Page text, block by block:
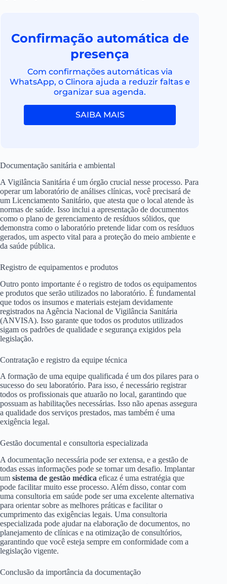
Confirmação automática de
presença
Com confirmações automáticas via
WhatsApp, o Clinora ajuda a reduzir faltas e
organizar sua agenda.
SAIBA MAIS
Documentação sanitária e ambiental
A Vigilância Sanitária é um órgão crucial nesse processo. Para
operar um laboratório de análises clínicas, você precisará de
um Licenciamento Sanitário, que atesta que o local atende às
normas de saúde. Isso inclui a apresentação de documentos
como o plano de gerenciamento de resíduos sólidos, que
demonstra como o laboratório pretende lidar com os resíduos
gerados, um aspecto vital para a proteção do meio ambiente e
da saúde pública.
Registro de equipamentos e produtos
Outro ponto importante é o registro de todos os equipamentos
e produtos que serão utilizados no laboratório. É fundamental
que todos os insumos e materiais estejam devidamente
registrados na Agência Nacional de Vigilância Sanitária
(ANVISA). Isso garante que todos os produtos utilizados
sigam os padrões de qualidade e segurança exigidos pela
legislação.
Contratação e registro da equipe técnica
A formação de uma equipe qualificada é um dos pilares para o
sucesso do seu laboratório. Para isso, é necessário registrar
todos os profissionais que atuarão no local, garantindo que
possuam as habilitações necessárias. Isso não apenas assegura
a qualidade dos serviços prestados, mas também é uma
exigência legal.
Gestão documental e consultoria especializada
A documentação necessária pode ser extensa, e a gestão de
todas essas informações pode se tornar um desafio. Implantar
um sistema de gestão médica eficaz é uma estratégia que
pode facilitar muito esse processo. Além disso, contar com
uma consultoria em saúde pode ser uma excelente alternativa
para orientar sobre as melhores práticas e facilitar o
cumprimento das exigências legais. Uma consultoria
especializada pode ajudar na elaboração de documentos, no
planejamento de clínicas e na otimização de consultórios,
garantindo que você esteja sempre em conformidade com a
legislação vigente.
Conclusão da importância da documentação